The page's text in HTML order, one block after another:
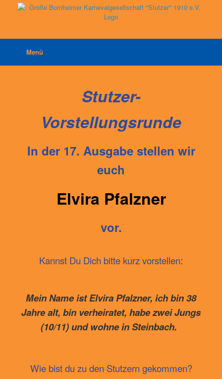
Menü
Stutzer-
Vorstellungsrunde
In der 17. Ausgabe stellen wir
euch
Elvira Pfalzner
vor.
Kannst Du Dich bitte kurz vorstellen:
Mein Name ist Elvira Pfalzner, ich bin 38
Jahre alt, bin verheiratet, habe zwei Jungs
(10/11) und wohne in Steinbach.
Wie bist du zu den Stutzern gekommen?